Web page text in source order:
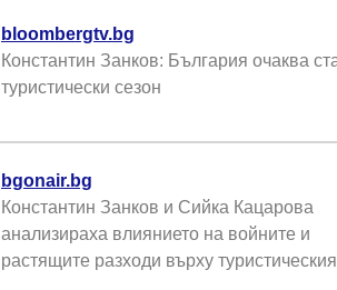
bloombergtv.bg
Константин Занков: България очаква
туристически сезон
bgonair.bg
Константин Занков и Сийка Кацарова
анализираха влиянието на войните и
растящите разходи върху